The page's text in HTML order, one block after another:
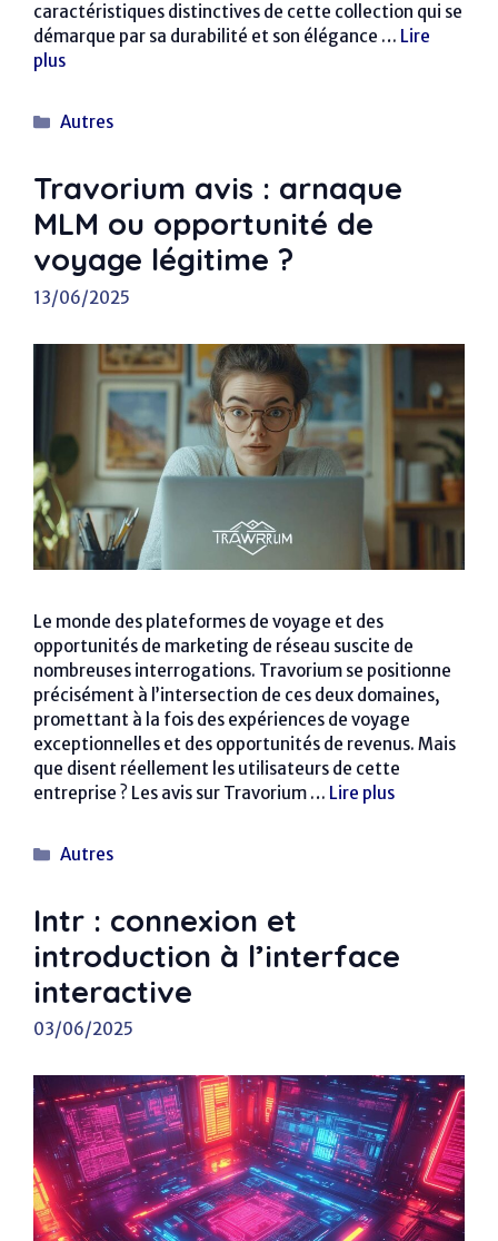
caractéristiques distinctives de cette collection qui se
démarque par sa durabilité et son élégance … Lire
plus
Catégories
Autres
Travorium avis : arnaque
MLM ou opportunité de
voyage légitime ?
13/06/2025
Le monde des plateformes de voyage et des
opportunités de marketing de réseau suscite de
nombreuses interrogations. Travorium se positionne
précisément à l’intersection de ces deux domaines,
promettant à la fois des expériences de voyage
exceptionnelles et des opportunités de revenus. Mais
que disent réellement les utilisateurs de cette
entreprise ? Les avis sur Travorium … Lire plus
Catégories
Autres
Intr : connexion et
introduction à l’interface
interactive
03/06/2025